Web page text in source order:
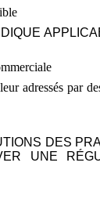
adressés par
DES
UNE